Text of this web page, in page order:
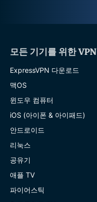
모든 기기를 위한 VPN
ExpressVPN 다운로드
맥OS
윈도우 컴퓨터
iOS (아이폰 & 아이패드)
안드로이드
리눅스
공유기
애플 TV
파이어스틱